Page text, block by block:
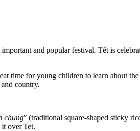
and popular festival. Tết is
time for young children to learn about
country.
chung” (traditional square-shaped sticky
over Tet.